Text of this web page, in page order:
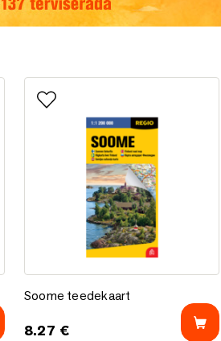
Lisa lemmikutesse
Soome teedekaart
8.27 €